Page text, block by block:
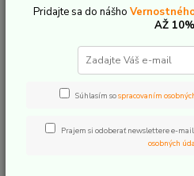
E-Bike komponenty E-bike
Kábel Bafang pre osvetlenie
Kábel Bafang pre
Pridajte sa do nášho
AŽ
Súhlasím sospracovaním
Prajem si odoberať newslettere e-
osobných